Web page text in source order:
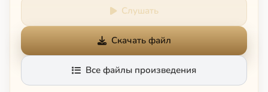
Слушать
Скачать файл
Все файлы произведения